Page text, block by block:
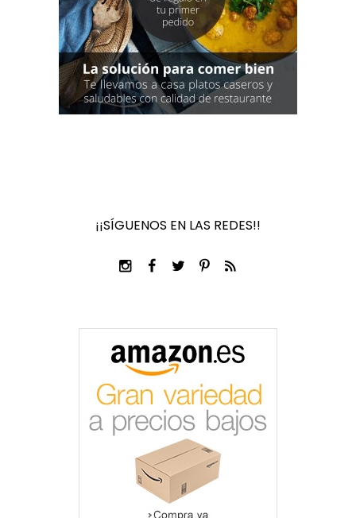
¡¡SÍGUENOS EN LAS REDES!!